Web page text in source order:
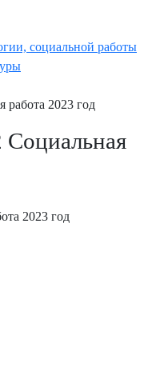
социальной работы
2023 год
2023 год